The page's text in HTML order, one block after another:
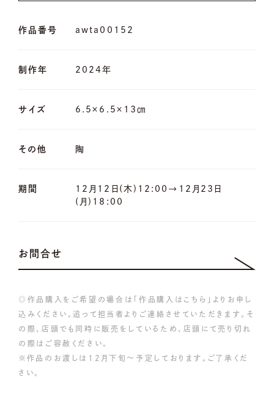
作品番号 awta00152
制作年 2024年
サイズ 6.5×6.5×13㎝
その他 陶
期間
12月12日(木)12:00→12月23日
(月)18:00
お問合せ
◎作品購入をご希望の場合は「作品購入はこちら」よりお申し
込みください。追って担当者よりご連絡させていただきます。そ
の際、店頭でも同時に販売をしているため、店頭にて売り切れ
の際はご容赦ください。
※作品のお渡しは12月下旬～予定しております。ご了承くだ
さい。